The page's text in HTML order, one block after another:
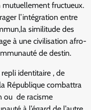
mutuellement fructueux.
l’intégration entre
similitude des
à une civilisation afro-
de destin.
identitaire , de
République combattra
ou de racisme